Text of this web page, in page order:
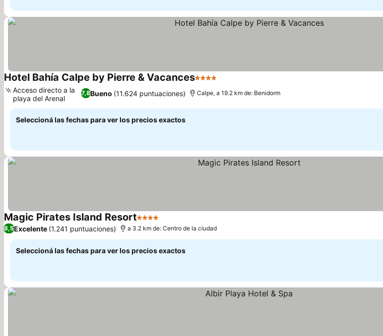
Hotel Bahía Calpe by Pierre & Vacances4 Estrellas
7,8Bueno (11.624 puntuaciones)
Acceso directo a la
playa del Arenal
Calpe, a 19.2 km de: Benidorm
Seleccioná las fechas para ver los precios exactos
Magic Pirates Island Resort4 Estrellas
8,5Excelente (1.241 puntuaciones) a 3.2 km de: Centro de la ciudad
Seleccioná las fechas para ver los precios exactos